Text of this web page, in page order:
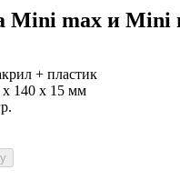
Mini max и Mini
+ пластик
x 140 x 15 мм